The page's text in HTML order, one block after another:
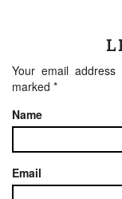
Your email
marked *
Name
Email